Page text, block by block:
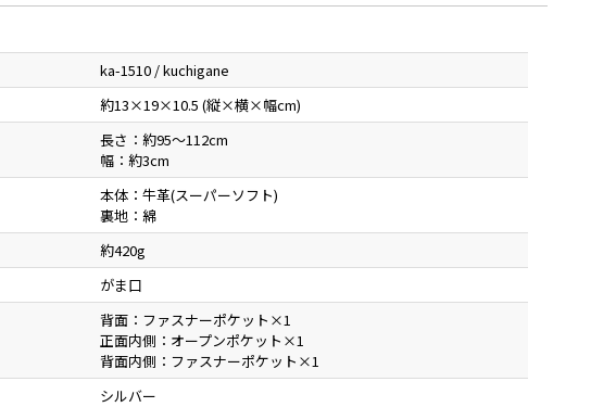
ka-1510 / kuchigane
約13×19×10.5 (縦×横×幅cm)
長さ：約95～112cm
幅：約3cm
本体：牛革(スーパーソフト)
裏地：綿
約420g
がま口
背面：ファスナーポケット×1
正面内側：オープンポケット×1
背面内側：ファスナーポケット×1
シルバー